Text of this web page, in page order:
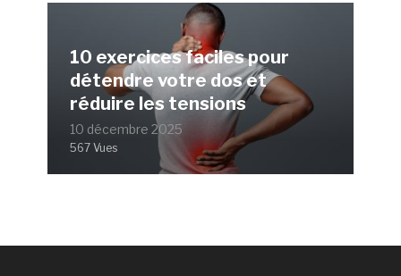
10 exercices faciles pour
détendre votre dos et
réduire les tensions
10 décembre 2025
567 Vues